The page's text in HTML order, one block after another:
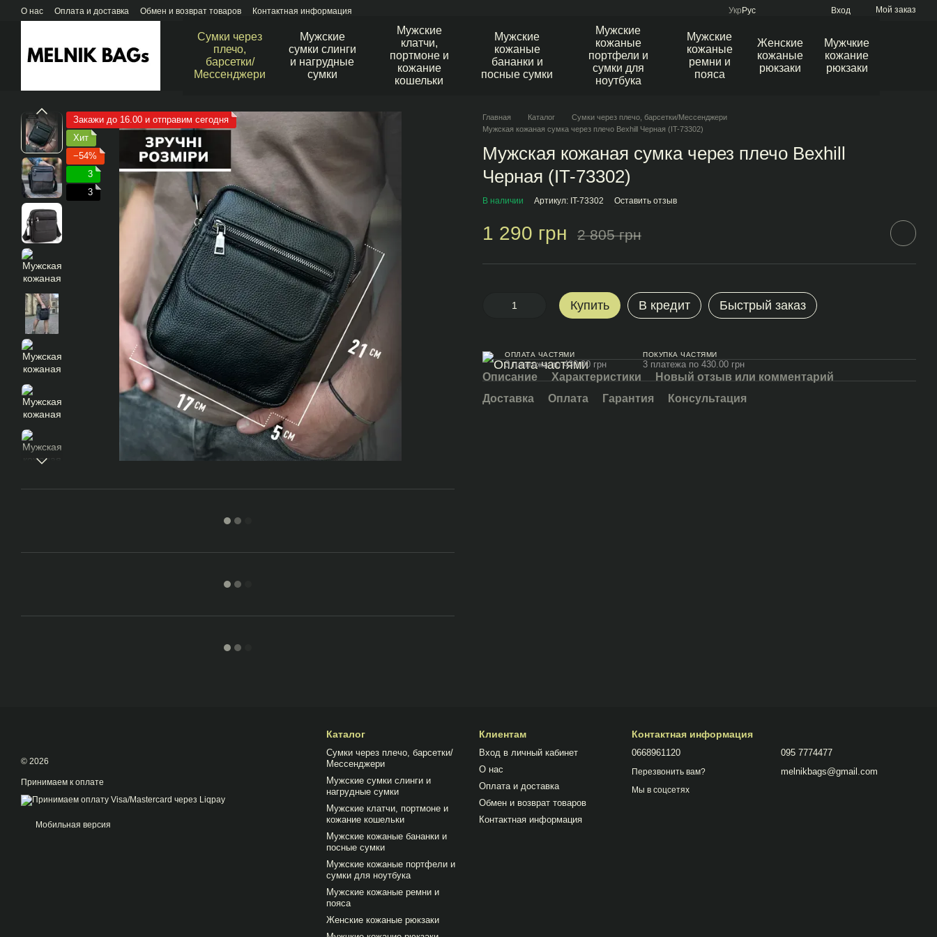
Перейти к основному контенту
О нас Оплата и доставка Обмен и возврат товаров Контактная информация Укр Рус Вход Мой заказ
Сумки через
плечо,
барсетки/
Мессенджери
Мужские
сумки слинги
и нагрудные
сумки
Мужские
клатчи,
портмоне и
кожание
кошельки
Мужские
кожаные
бананки и
посные сумки
Мужские
кожаные
портфели и
сумки для
ноутбука
Мужские
кожаные
ремни и
пояса
Женские
кожаные
рюкзаки
Мужчкие
кожание
рюкзаки
Закажи до 16.00 и отправим сегодня
Хит
−54%
3
3
Главная Каталог
Сумки через плечо, барсетки/Мессенджери
Мужская кожаная сумка через плечо Bexhill Черная (IT-73302)
Мужская кожаная сумка через плечо Bexhill
Черная (IT-73302)
В наличии Артикул: IT-73302 Оставить отзыв
1 290 грн 2 805 грн
Купить В кредит Быстрый заказ
ОПЛАТА ЧАСТЯМИ
3 платежа по 430.00 грн
ПОКУПКА ЧАСТЯМИ
3 платежа по 430.00 грн
Описание Характеристики
Новый отзыв или комментарий
Доставка
Оплата Гарантия Консультация
© 2026
Принимаем к оплате
Мобильная версия
Каталог
Сумки через плечо, барсетки/
Мессенджери
Мужские сумки слинги и
нагрудные сумки
Мужские клатчи, портмоне и
кожание кошельки
Мужские кожаные бананки и
посные сумки
Мужские кожаные портфели и
сумки для ноутбука
Мужские кожаные ремни и
пояса
Женские кожаные рюкзаки
Клиентам
Вход в личный кабинет
О нас
Оплата и доставка
Обмен и возврат товаров
Контактная информация
Контактная информация
0668961120
Перезвонить вам?
095 7774477
melnikbags@gmail.com
Мы в соцсетях